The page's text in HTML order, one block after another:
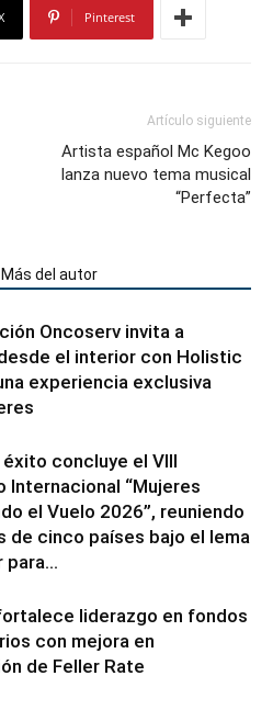
Pinterest
Artículo siguiente
Artista español Mc Kegoo
lanza nuevo tema musical
“Perfecta”
Más del autor
Oncoserv invita a
el interior con Holistic
experiencia exclusiva
éxito concluye el VIII
Internacional “Mujeres
el Vuelo 2026”, reuniendo
de cinco países bajo el lema
para...
liderazgo en fondos
con mejora en
de Feller Rate